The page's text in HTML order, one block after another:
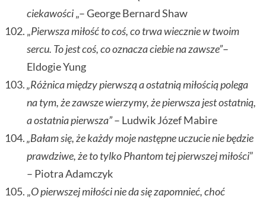
ciekawości„– George Bernard Shaw
„Pierwsza miłość to coś, co trwa wiecznie w twoim
sercu. To jest coś, co oznacza ciebie na zawsze”–
Eldogie Yung
„Różnica między pierwszą a ostatnią miłością polega
na tym, że zawsze wierzymy, że pierwsza jest ostatnią,
a ostatnia pierwsza”– Ludwik Józef Mabire
„Bałam się, że każdy moje następne uczucie nie będzie
prawdziwe, że to tylko Phantom tej pierwszej miłości”
– Piotra Adamczyk
„O pierwszej miłości nie da się zapomnieć, choć